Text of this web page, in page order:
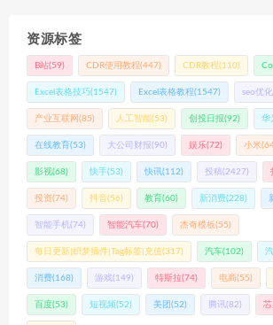
资源标签
B站(59) CDR使用教程(447) CDR教程(110)
Excel表格技巧(1547) Excel表格教程(1547) seo优化
产业互联网 (85) 人工智能(53) 创投日报(92) 华
在线教育(53) 大公司财报(90) 娱乐(72) 小米
影视(68) 快手(53) 快讯(112) 投稿 (2427)
投资(74) 抖音(56) 教育(60) 新消费(228)
智能手机 (74) 智能汽车(70) 杰奇模板(55)
每日更新|织梦插件|Tag标签|充值(317) 汽车(102)
消费(168) 游戏(149) 特斯拉(74) 电商(55)
百度(53) 短视频(52) 美团 (52) 腾讯(82)